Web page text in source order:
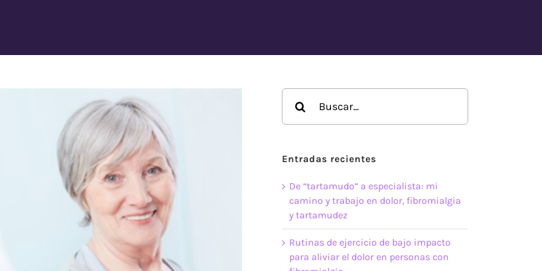
Buscar:
Entradas recientes
De “tartamudo” a especialista: mi
camino y trabajo en dolor, fibromialgia
y tartamudez
Rutinas de ejercicio de bajo impacto
para aliviar el dolor en personas con